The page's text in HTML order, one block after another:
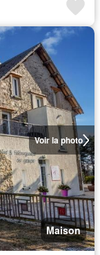
Voir la photo
Maison